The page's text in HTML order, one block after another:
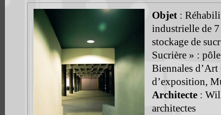
Objet:
industrielle de 7
stockage de
Sucrière » :
Biennales
d’exposition,
Architecte:
architectes